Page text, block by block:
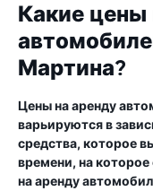
Какие цены
Мартина?
Цены на аренду
варьируются в
средства, которое
времени, на
на аренду